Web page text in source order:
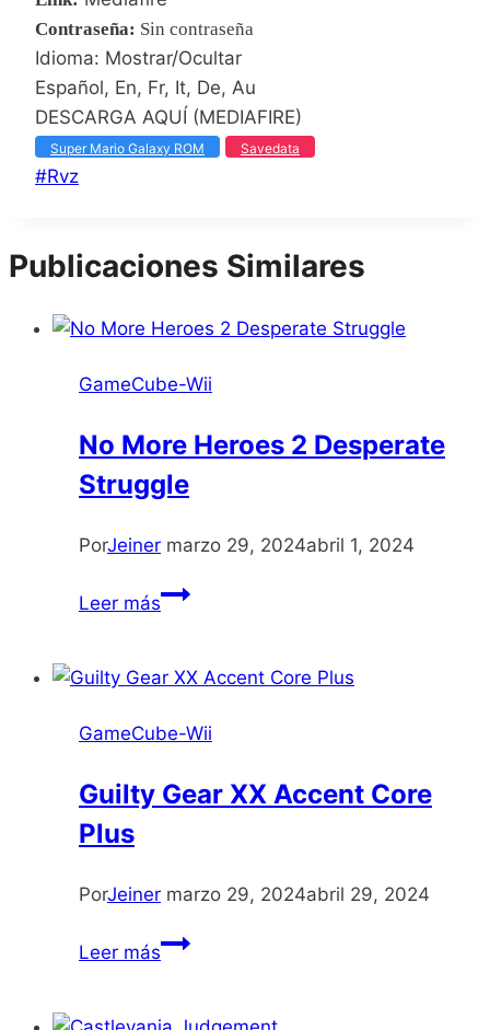
Contraseña: Sin contraseña
Idioma: Mostrar/Ocultar
Español, En, Fr, It, De, Au
DESCARGA AQUÍ (MEDIAFIRE)
Super Mario Galaxy ROM Savedata
Etiquetas
entrada:
#Rvz
Publicaciones Similares
GameCube-Wii
No More Heroes 2 Desperate
Struggle
PorJeiner marzo 29, 2024abril 1, 2024
Leer másNo
2
Struggle
GameCube-Wii
Guilty Gear XX Accent Core
Plus
PorJeiner marzo 29, 2024abril 29, 2024
Leer másGuilty